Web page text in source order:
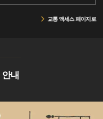
교통 액세스 페이지로
내